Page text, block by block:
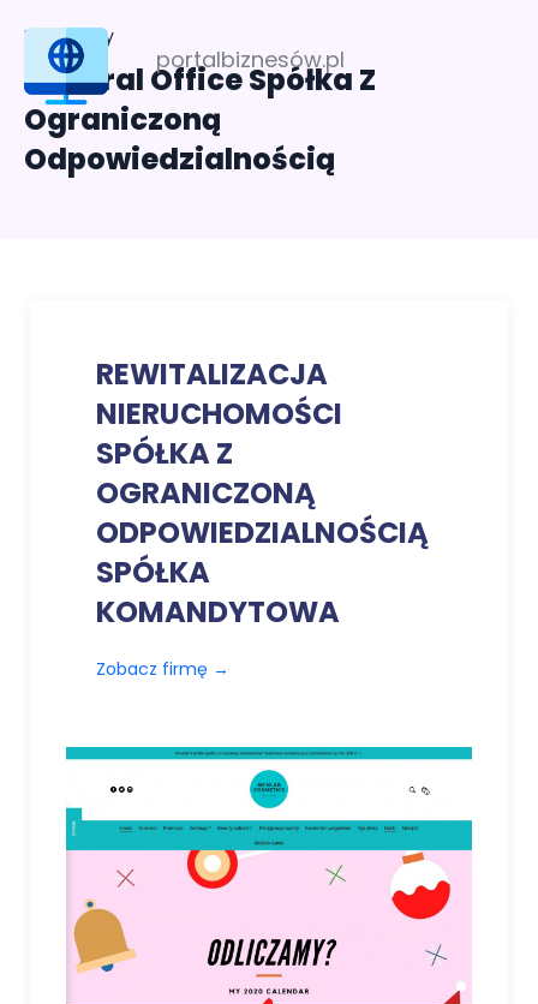
portalbiznesów.pl
Profil firmy
General Office Spółka Z
Ograniczoną
Odpowiedzialnością
REWITALIZACJA
NIERUCHOMOŚCI
SPÓŁKA Z
OGRANICZONĄ
ODPOWIEDZIALNOŚCIĄ
SPÓŁKA
KOMANDYTOWA
Zobacz firmę →